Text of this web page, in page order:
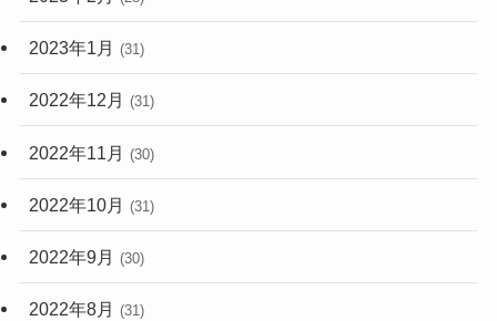
2023年1月 (31)
2022年12月 (31)
2022年11月 (30)
2022年10月 (31)
2022年9月 (30)
2022年8月 (31)